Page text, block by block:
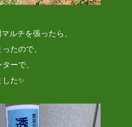
ルチを張ったら、
たので、
ーで、
た✨